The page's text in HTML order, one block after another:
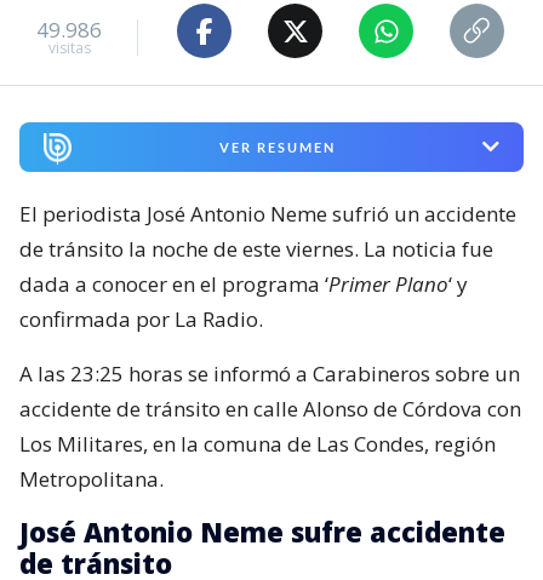
49.986
visitas
VER RESUMEN
El periodista José Antonio Neme sufrió un accidente
de tránsito la noche de este viernes. La noticia fue
dada a conocer en el programa ‘Primer Plano‘ y
confirmada por La Radio.
A las 23:25 horas se informó a Carabineros sobre un
accidente de tránsito en calle Alonso de Córdova con
Los Militares, en la comuna de Las Condes, región
Metropolitana.
José Antonio Neme sufre accidente
de tránsito